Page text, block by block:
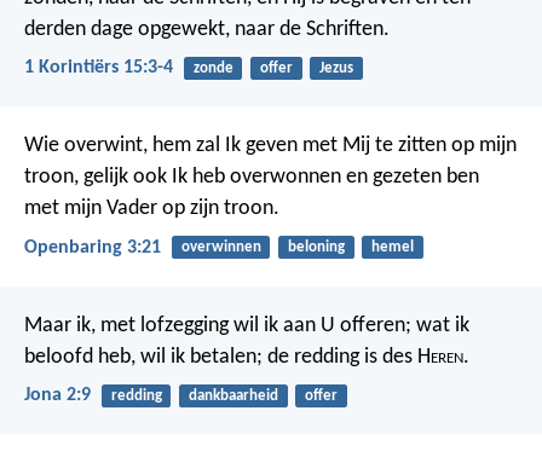
derden dage opgewekt, naar de Schriften.
1 Korintiërs 15:3-4 zonde offer Jezus
Wie overwint, hem zal Ik geven met Mij te zitten op mijn
troon, gelijk ook Ik heb overwonnen en gezeten ben
met mijn Vader op zijn troon.
Openbaring 3:21 overwinnen beloning hemel
Maar ik, met lofzegging wil ik aan U offeren; wat ik
beloofd heb, wil ik betalen; de redding is des Heren.
Jona 2:9 redding dankbaarheid offer